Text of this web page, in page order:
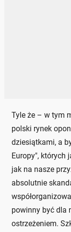
Tyle że – w tym
polski rynek
dziesiątkami, a
Europy", których
jak na nasze
absolutnie
powinny być dla
ostrzeżeniem.